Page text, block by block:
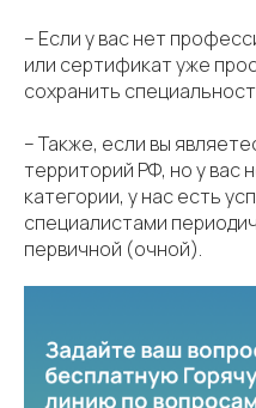
– Если у вас нет
или сертификат уже
сохранить
– Также, если вы
территорий РФ, но у вас
категории, у нас есть
специалистами
первичной (очной).